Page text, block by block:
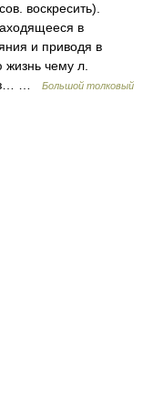
воскресить).
в
и приводя в
чему л.
…
Большой толковый